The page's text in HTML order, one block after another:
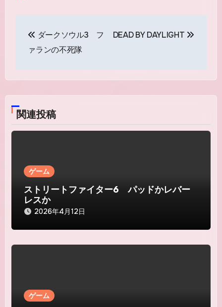
稿
ビ
ゲ
ー
ョ
ン
ダークソウル3 フ
ァランの不死隊
DEAD BY DAYLIGHT
関連投稿
ゲーム
ストリートファイター6 パッドかレバー
レスか
2026年4月12日
ゲーム